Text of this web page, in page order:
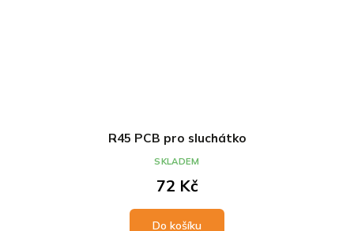
R45 PCB pro sluchátko
72 Kč
Do košíku
SKLADEM